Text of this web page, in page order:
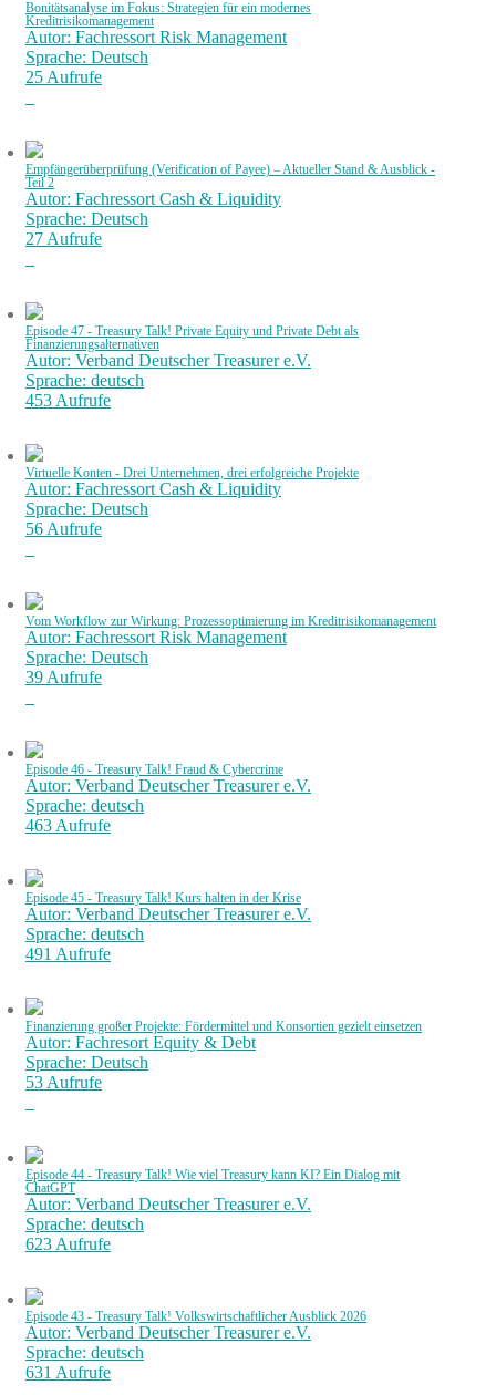
Bonitätsanalyse im Fokus: Strategien für ein modernes
Kreditrisikomanagement
Autor: Fachressort Risk Management
Sprache: Deutsch
25 Aufrufe
Empfängerüberprüfung (Verification of Payee) – Aktueller Stand & Ausblick -
Teil 2
Autor: Fachressort Cash & Liquidity
Sprache: Deutsch
27 Aufrufe
Episode 47 - Treasury Talk! Private Equity und Private Debt als
Finanzierungsalternativen
Autor: Verband Deutscher Treasurer e.V.
Sprache: deutsch
453 Aufrufe
Virtuelle Konten - Drei Unternehmen, drei erfolgreiche Projekte
Autor: Fachressort Cash & Liquidity
Sprache: Deutsch
56 Aufrufe
Vom Workflow zur Wirkung: Prozessoptimierung im Kreditrisikomanagement
Autor: Fachressort Risk Management
Sprache: Deutsch
39 Aufrufe
Episode 46 - Treasury Talk! Fraud & Cybercrime
Autor: Verband Deutscher Treasurer e.V.
Sprache: deutsch
463 Aufrufe
Episode 45 - Treasury Talk! Kurs halten in der Krise
Autor: Verband Deutscher Treasurer e.V.
Sprache: deutsch
491 Aufrufe
Finanzierung großer Projekte: Fördermittel und Konsortien gezielt einsetzen
Autor: Fachresort Equity & Debt
Sprache: Deutsch
53 Aufrufe
Episode 44 - Treasury Talk! Wie viel Treasury kann KI? Ein Dialog mit
ChatGPT
Autor: Verband Deutscher Treasurer e.V.
Sprache: deutsch
623 Aufrufe
Episode 43 - Treasury Talk! Volkswirtschaftlicher Ausblick 2026
Autor: Verband Deutscher Treasurer e.V.
Sprache: deutsch
631 Aufrufe